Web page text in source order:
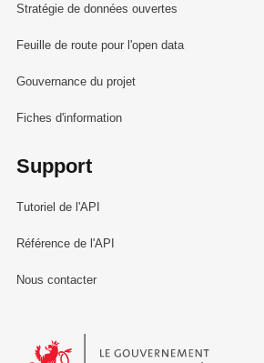
Stratégie de données ouvertes
Feuille de route pour l'open data
Gouvernance du projet
Fiches d'information
Support
Tutoriel de l'API
Référence de l'API
Nous contacter
Le Gouvernement du Grand-Duché de